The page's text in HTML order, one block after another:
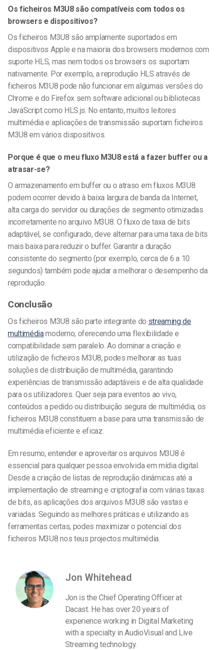
Os ficheiros M3U8 são compatíveis com todos os
browsers e dispositivos?
Os ficheiros M3U8 são amplamente suportados em
dispositivos Apple e na maioria dos browsers modernos com
suporte HLS, mas nem todos os browsers os suportam
nativamente. Por exemplo, a reprodução HLS através de
ficheiros M3U8 pode não funcionar em algumas versões do
Chrome e do Firefox sem software adicional ou bibliotecas
JavaScript como HLS.js. No entanto, muitos leitores
multimédia e aplicações de transmissão suportam ficheiros
M3U8 em vários dispositivos.
Porque é que o meu fluxo M3U8 está a fazer buffer ou a
atrasar-se?
O armazenamento em buffer ou o atraso em fluxos M3U8
podem ocorrer devido à baixa largura de banda da Internet,
alta carga do servidor ou durações de segmento otimizadas
incorretamente no arquivo M3U8. O fluxo de taxa de bits
adaptável, se configurado, deve alternar para uma taxa de bits
mais baixa para reduzir o buffer. Garantir a duração
consistente do segmento (por exemplo, cerca de 6 a 10
segundos) também pode ajudar a melhorar o desempenho da
reprodução.
Conclusão
Os ficheiros M3U8 são parte integrante do streaming de
multimédiamoderno, oferecendo uma flexibilidade e
compatibilidade sem paralelo. Ao dominar a criação e
utilização de ficheiros M3U8, podes melhorar as tuas
soluções de distribuição de multimédia, garantindo
experiências de transmissão adaptáveis e de alta qualidade
para os utilizadores. Quer seja para eventos ao vivo,
conteúdos a pedido ou distribuição segura de multimédia, os
ficheiros M3U8 constituem a base para uma transmissão de
multimédia eficiente e eficaz.
Em resumo, entender e aproveitar os arquivos M3U8 é
essencial para qualquer pessoa envolvida em mídia digital.
Desde a criação de listas de reprodução dinâmicas até a
implementação de streaming e criptografia com várias taxas
de bits, as aplicações dos arquivos M3U8 são vastas e
variadas. Seguindo as melhores práticas e utilizando as
ferramentas certas, podes maximizar o potencial dos
ficheiros M3U8 nos teus projectos multimédia.
Jon Whitehead
Jon is the Chief Operating Officer at
Dacast. He has over 20 years of
experience working in Digital Marketing
with a specialty in AudioVisual and Live
Streaming technology.